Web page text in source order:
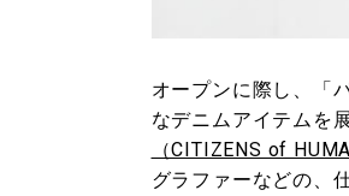
オープンに際し、「
なデニムアイテムを
（CITIZENS of
グラファーなどの、